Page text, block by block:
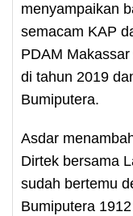
menyampaikan
semacam KAP
PDAM
di tahun 2019
Bumiputera.
Asdar
Dirtek bersama
sudah bertemu
Bumiputera